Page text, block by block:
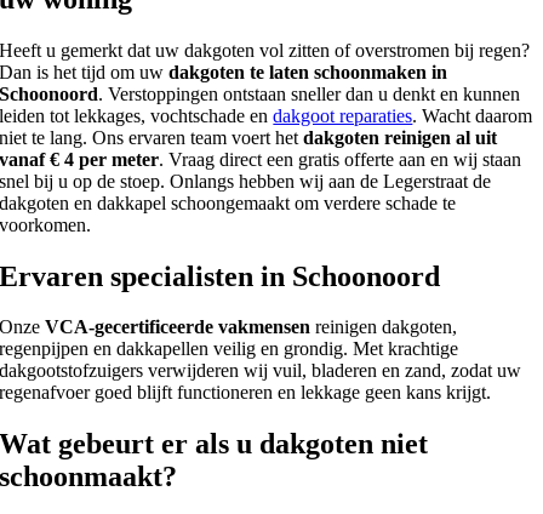
Heeft u gemerkt dat uw dakgoten vol zitten of overstromen bij regen?
Dan is het tijd om uwdakgoten te laten schoonmaken in
Schoonoord. Verstoppingen ontstaan sneller dan u denkt en kunnen
leiden tot lekkages, vochtschade endakgoot reparaties. Wacht daarom
niet te lang. Ons ervaren team voert hetdakgoten reinigen al uit
vanaf € 4 per meter. Vraag direct een gratis offerte aan en wij staan
snel bij u op de stoep. Onlangs hebben wij aan de Legerstraat de
dakgoten en dakkapel schoongemaakt om verdere schade te
voorkomen.
Ervaren specialisten in Schoonoord
OnzeVCA-gecertificeerde vakmensen reinigen dakgoten,
regenpijpen en dakkapellen veilig en grondig. Met krachtige
dakgootstofzuigers verwijderen wij vuil, bladeren en zand, zodat uw
regenafvoer goed blijft functioneren en lekkage geen kans krijgt.
Wat gebeurt er als u dakgoten niet
schoonmaakt?